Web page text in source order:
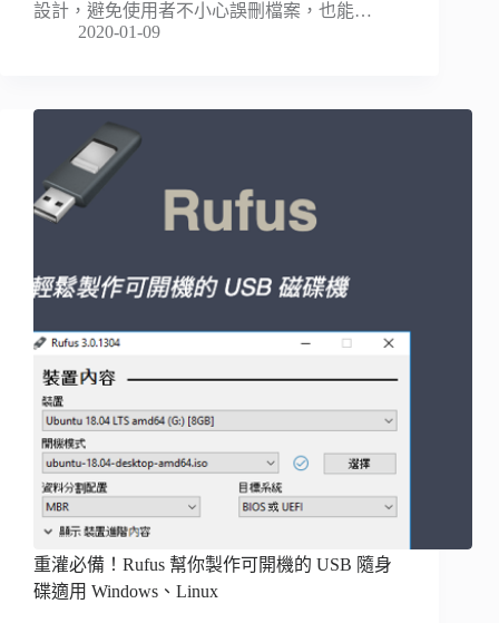
設計，避免使用者不小心誤刪檔案，也能…
2020-01-09
重灌必備！Rufus 幫你製作可開機的 USB 隨身
碟適用 Windows、Linux